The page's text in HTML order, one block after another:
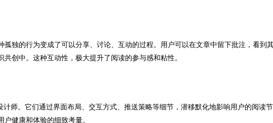
孤独的行为变成了可以分享、讨论、互动的过程。用户可以在文章中留下批注，看到
创中。这种互动性，极大提升了阅读的参与感和粘性。
师。它们通过界面布局、交互方式、推送策略等细节，潜移默化地影响用户的阅读
健康和体验的细致考量。